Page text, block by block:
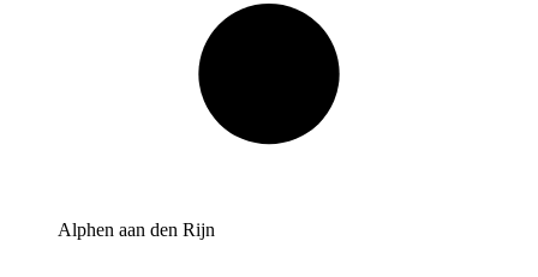
Alphen aan den Rijn